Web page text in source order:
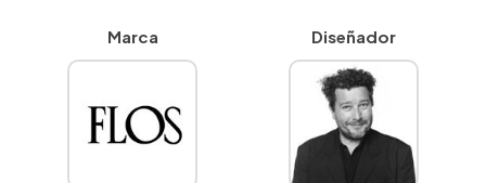
Marca Diseñador